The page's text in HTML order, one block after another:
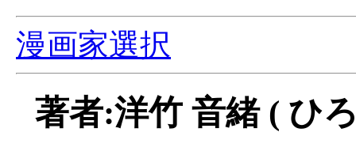
漫画家選択
著者:洋竹 音緒 ( ひ